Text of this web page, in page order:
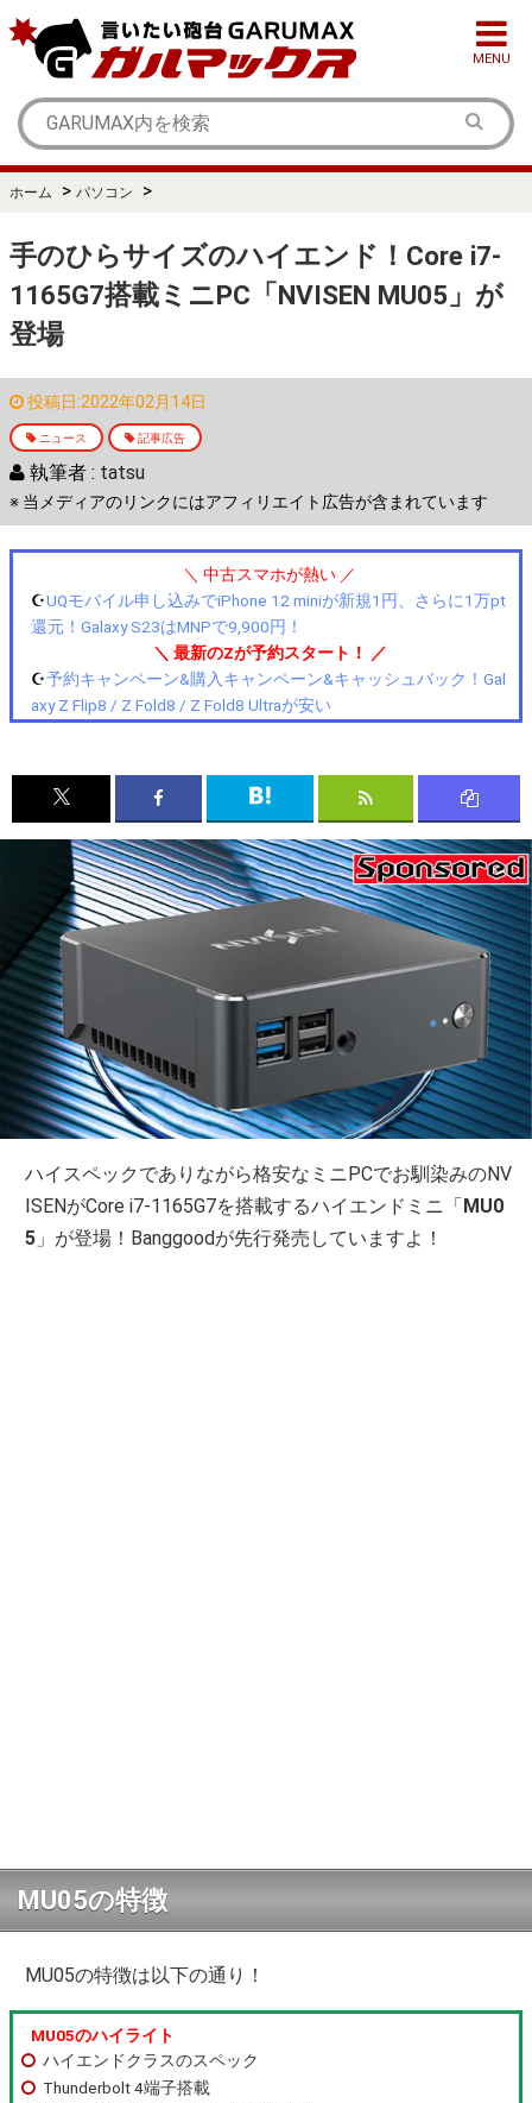
MENU
ホーム > パソコン >
手のひらサイズのハイエンド！Core i7-
1165G7搭載ミニPC「NVISEN MU05」が
登場
投稿日:2022年02月14日
ニュース 記事広告
執筆者 : tatsu
※ 当メディアのリンクにはアフィリエイト広告が含まれています
＼ 中古スマホが熱い ／
☪️UQモバイル申し込みでiPhone 12 miniが新規1円、さらに1万pt
還元！Galaxy S23はMNPで9,900円！
＼ 最新のZが予約スタート！ ／
☪️予約キャンペーン&購入キャンペーン&キャッシュバック！Gal
axy Z Flip8 / Z Fold8 / Z Fold8 Ultraが安い
ハイスペックでありながら格安なミニPCでお馴染みのNV
ISENがCore i7-1165G7を搭載するハイエンドミニ「 MU0
5 」が登場！Banggoodが先行発売していますよ！
MU05の特徴
MU05の特徴は以下の通り！
MU05のハイライト
ハイエンドクラスのスペック
Thunderbolt 4端子搭載